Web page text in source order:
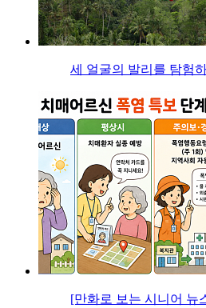
세 얼굴의 발리를 탐험
[만화로 보는 시니어 뉴